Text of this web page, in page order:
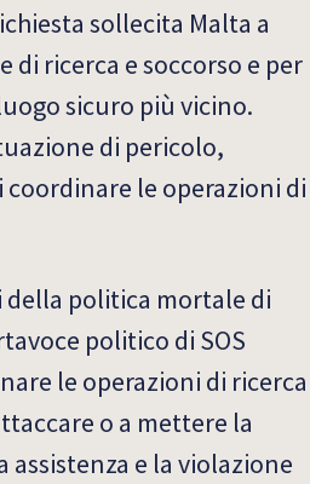
sollecita Malta a
ricerca e soccorso e per
sicuro più vicino.
di pericolo,
le operazioni di
della politica mortale di
politico di SOS
le operazioni di ricerca
o a mettere la
e la violazione